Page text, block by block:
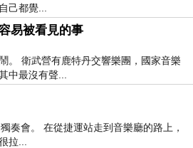
己都覺...
易被看見的事
。 衛武營有鹿特丹交響樂團，國家音樂
中最沒有聲...
奏會。 在從捷運站走到音樂廳的路上，
拉...